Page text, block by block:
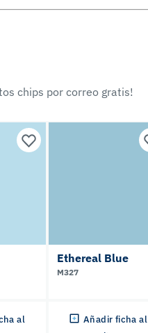
chips por correo gratis!
al
Ethereal Blue
M327
Añadir ficha al